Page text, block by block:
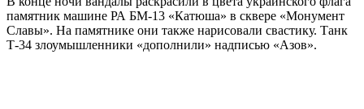
памятник машине РА БМ-13 «Катюша» в сквере «Монумент
Славы». На памятнике они также нарисовали свастику. Танк
Т-34 злоумышленники «дополнили» надписью «Азов».